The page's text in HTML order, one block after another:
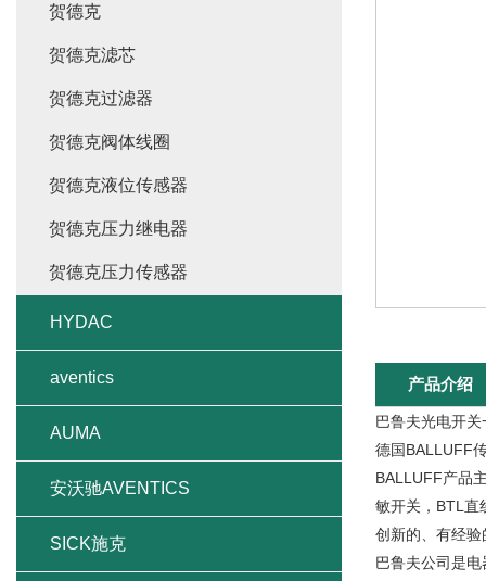
产品介绍
巴鲁夫光电开关
德国BALLUFF
BALLUFF产品
敏开关，BTL直
创新的、有经
巴鲁夫公司是
贺德克
贺德克滤芯
贺德克过滤器
贺德克阀体线圈
贺德克液位传感器
贺德克压力继电器
贺德克压力传感器
HYDAC
aventics
AUMA
安沃驰AVENTICS
SICK施克